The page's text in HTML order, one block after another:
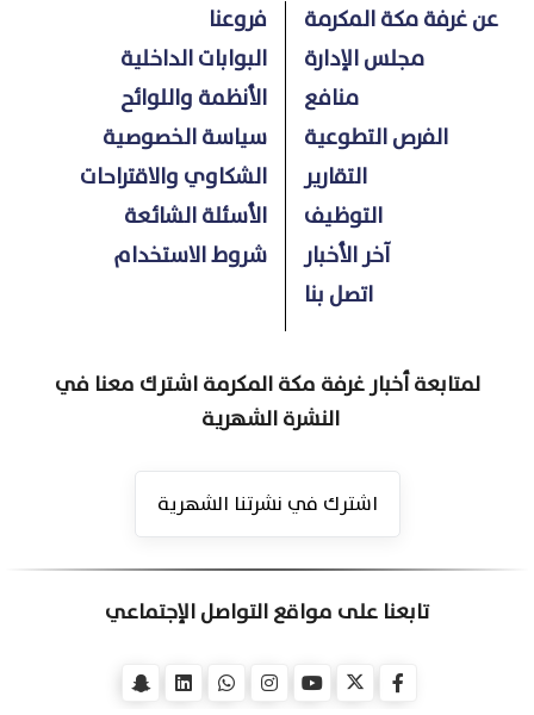
عن غرفة مكة المكرمة
مجلس الإدارة
منافع
الفرص التطوعية
التقارير
التوظيف
آخر الأخبار
اتصل بنا
فروعنا
البوابات الداخلية
الأنظمة واللوائح
سياسة الخصوصية
الشكاوي والاقتراحات
الأسئلة الشائعة
شروط الاستخدام
لمتابعة أخبار غرفة مكة المكرمة اشترك معنا في
النشرة الشهرية
اشترك في نشرتنا الشهرية
تابعنا على مواقع التواصل الإجتماعي